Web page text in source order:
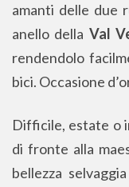
amanti delle due
anello della Val
rendendolo
bici. Occasione
Difficile, estate o
di fronte alla
bellezza